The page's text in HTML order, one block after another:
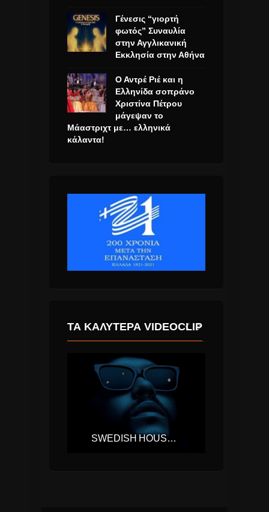
Γένεσις “γιορτή
φωτός” Συναυλία
στην Αγγλικανική
Εκκλησία στην Αθήνα
Ο Αντρέ Ριέ και η
Ελληνίδα σοπράνο
Χριστίνα Πέτρου
μάγεψαν το
Μάαστριχτ με… ελληνικά
κάλαντα!
ΤΑ ΚΑΛΎΤΕΡΑ VIDEOCLIP
SWEDISH HOUSE MAFIA, THE WEEKND – MOTH TO A FLAME